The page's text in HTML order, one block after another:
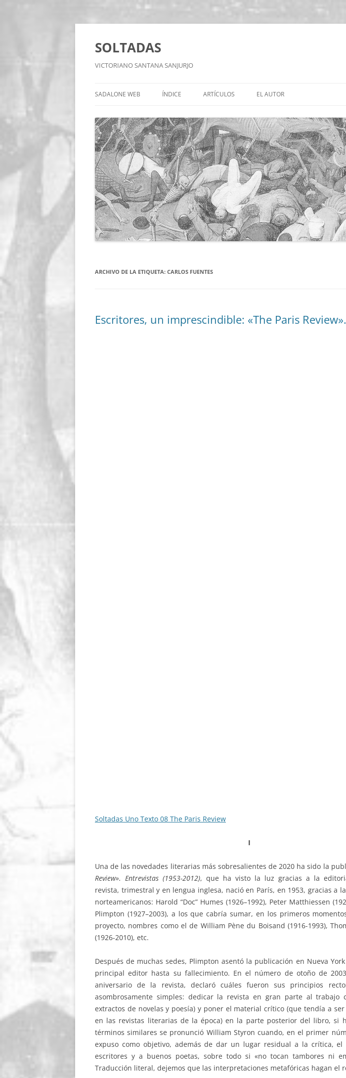
Saltar
SOLTADAS
VICTORIANO SANTANA SANJURJO
SADALONE WEB ÍNDICE ARTÍCULOS EL AUTOR
ARCHIVO DE LA ETIQUETA: CARLOS FUENTES
Escritores, un imprescindible: «The Paris Review».
Soltadas Uno Texto 08 The Paris Review
I
Una de las novedades literarias más sobresalientes de 2020 ha sido la
Review». Entrevistas (1953-2012), que ha visto la luz gracias a la
revista, trimestral y en lengua inglesa, nació en París, en 1953, gracias a
norteamericanos: Harold “Doc” Humes (1926–1992), Peter Matthiessen
Plimpton (1927–2003), a los que cabría sumar, en los primeros
proyecto, nombres como el de William Pène du Boisand (1916-1993),
(1926-2010), etc.
Después de muchas sedes, Plimpton asentó la publicación en Nueva
principal editor hasta su fallecimiento. En el número de otoño de
aniversario de la revista, declaró cuáles fueron sus principios
asombrosamente simples: dedicar la revista en gran parte al trabajo
extractos de novelas y poesía) y poner el material crítico (que tendía a
en las revistas literarias de la época) en la parte posterior del libro, si
términos similares se pronunció William Styron cuando, en el primer
expuso como objetivo, además de dar un lugar residual a la crítica, el
escritores y a buenos poetas, sobre todo si «no tocan tambores ni
Traducción literal, dejemos que las interpretaciones metafóricas hagan el